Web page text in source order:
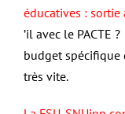
éducatives : sortie
’il avec le PACTE
budget spécifique
très vite.